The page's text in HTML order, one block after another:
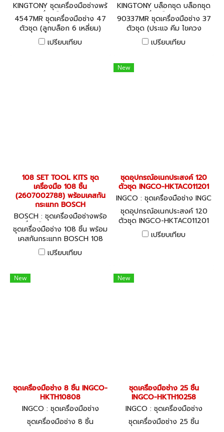
KINGTONY ชุดเครื่องมือช่างพร้
อมเครื่องมือ 4547MR
4547MR ชุดเครื่องมือช่าง 47
ตัวชุด (ลูกบล็อก 6 เหลี่ยม)
พร้อมเครื่องมือ "KINGTONY"
คิงโทนี่
เปรียบเทียบ
KINGTONY บล็อกชุด บล็อกชุด
พร้อมเครื่องมือ 90337MR
90337MR ชุดเครื่องมือช่าง 37
ตัวชุด (ประแจ คีม ไขควง
ประแจ ค้อน) "KINGTONY" คิง
โทนี่
เปรียบเทียบ
108 SET TOOL KITS ชุด
เครื่องมือ 108 ชิ้น
(2607002788) พร้อมเคสกัน
กระแทก BOSCH
BOSCH : ชุดเครื่องมือช่างพร้อ
มเครื่องมือ 108 SET TOOL KI
TS (2607002788)
ชุดเครื่องมือช่าง 108 ชิ้น พร้อม
เคสกันกระแทก BOSCH 108
pcs Multi-function
household tool kit
เปรียบเทียบ
New
ชุดอุปกรณ์อเนกประสงค์ 120
ตัวชุด INGCO-HKTAC011201
INGCO : ชุดเครื่องมือช่าง INGC
O-HKTAC011201
ชุดอุปกรณ์อเนกประสงค์ 120
ตัวชุด INGCO-HKTAC011201
120 Pcs accessories set
เปรียบเทียบ
New
ชุดเครื่องมือช่าง 8 ชิ้น INGCO-
HKTH10808
INGCO : ชุดเครื่องมือช่าง
ชุดเครื่องมือช่าง 8 ชิ้น
New
ชุดเครื่องมือช่าง 25 ชิ้น
INGCO-HKTH10258
INGCO : ชุดเครื่องมือช่าง
ชุดเครื่องมือช่าง 25 ชิ้น